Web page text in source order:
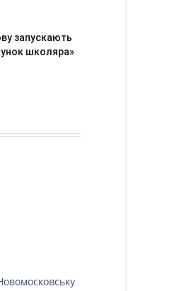
запускають
школяра»